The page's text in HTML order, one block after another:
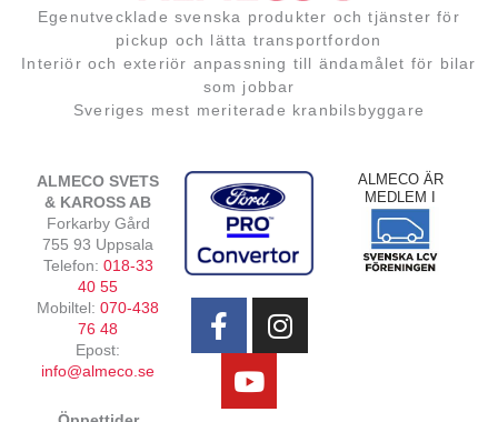
Egenutvecklade svenska produkter och tjänster för
pickup och lätta transportfordon
Interiör och exteriör anpassning till ändamålet för bilar
som jobbar
Sveriges mest meriterade kranbilsbyggare
ALMECO SVETS
& KAROSS AB
Forkarby Gård
755 93 Uppsala
Telefon: 018-33
40 55
Mobiltel: 070-438
76 48
Epost:
info@almeco.se
a
c
n
s
t
u
ALMECO ÄR
MEDLEM I